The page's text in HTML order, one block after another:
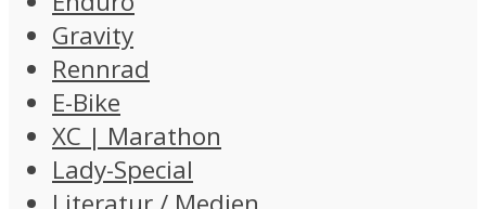
Gravity
Rennrad
E-Bike
XC | Marathon
Lady-Special